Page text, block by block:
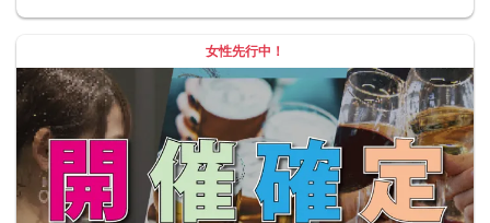
女性先行中！